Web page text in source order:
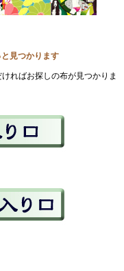
見つかります
ればお探しの布が見つかりま